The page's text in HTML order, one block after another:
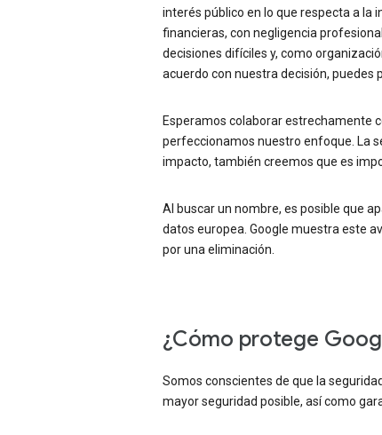
interés público en lo que respecta a la
financieras, con negligencia
decisiones difíciles y, como
acuerdo con nuestra decisión, puedes
Esperamos colaborar estrechamente
perfeccionamos nuestro enfoque. La
impacto, también creemos que es
Al buscar un nombre, es posible que
datos europea. Google muestra este
por una eliminación.
¿Cómo protege
Somos conscientes de que la
mayor seguridad posible, así como